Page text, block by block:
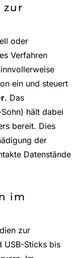
zur
oder
Verfahren
ein und steuert
. Das
hält dabei
bereit. Dies
der
Datenstände
im
zur
USB-Sticks bis